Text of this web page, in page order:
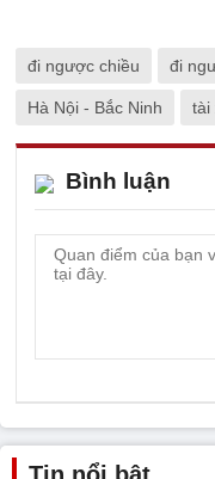
đi ngược chiều đi
Hà Nội - Bắc Ninh tài
Bình luận